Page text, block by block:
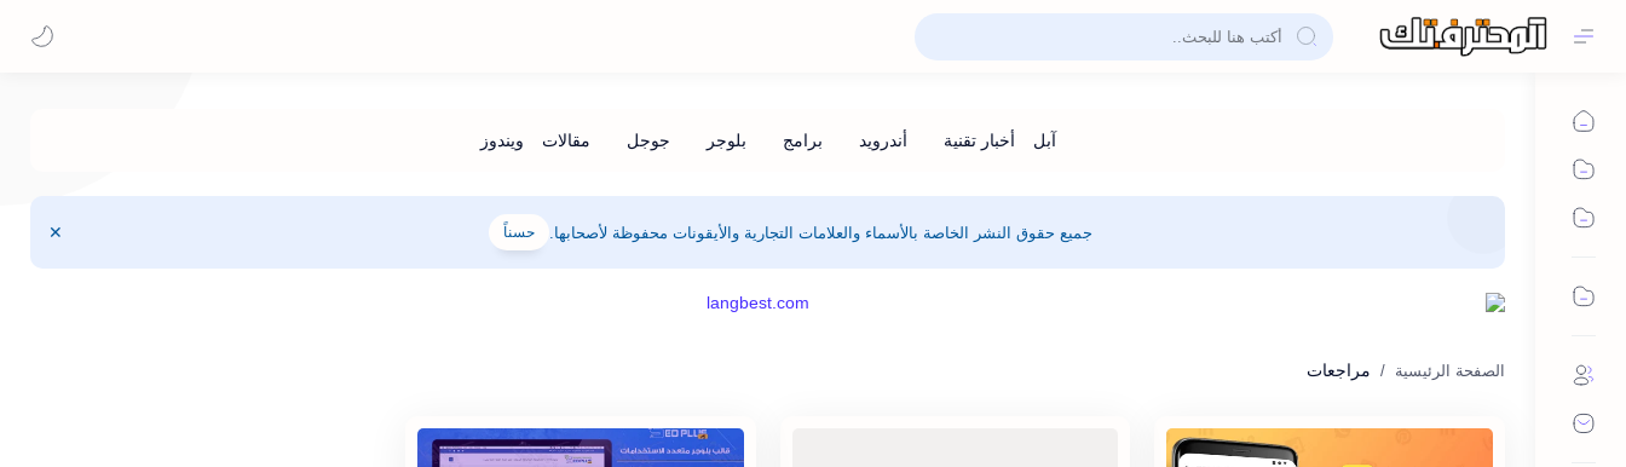
جميع حقوق النشر الخاصة بالأسماء والعلامات التجارية والأيقونات محفوظة لأصحابها. حسناً
مراجعات